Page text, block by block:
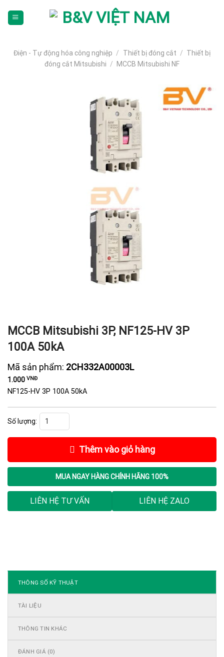
dịch)Điện - Tự động hóa công nghiệp / Thiết bị đóng cắt / Thiết bị
đóng cắt Mitsubishi / MCCB Mitsubishi NF
MCCB Mitsubishi 3P, NF125-HV 3P
100A 50kA
Mã sản phẩm: 2CH332A00003L
1.000 VNĐ
NF125-HV 3P 100A 50kA
MCCB Mitsubishi 3P, NF125-HV 3P 100A 50kA số lượng
Thêm vào giỏ hàng
MUA NGAY HÀNG CHÍNH HÃNG 100%
LIÊN HỆ TƯ VẤN LIÊN HỆ ZALO
THÔNG SỐ KỸ THUẬT
TÀI LIỆU
THÔNG TIN KHÁC
ĐÁNH GIÁ (0)